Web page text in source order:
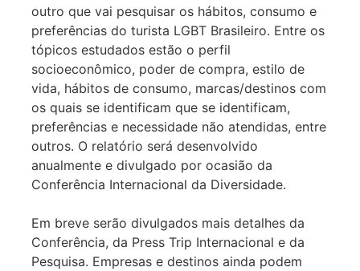
outro que vai pesquisar os hábitos, consumo e
preferências do turista LGBT Brasileiro. Entre os
tópicos estudados estão o perfil
socioeconômico, poder de compra, estilo de
vida, hábitos de consumo, marcas/destinos com
os quais se identificam que se identificam,
preferências e necessidade não atendidas, entre
outros. O relatório será desenvolvido
anualmente e divulgado por ocasião da
Conferência Internacional da Diversidade.
Em breve serão divulgados mais detalhes da
Conferência, da Press Trip Internacional e da
Pesquisa. Empresas e destinos ainda podem